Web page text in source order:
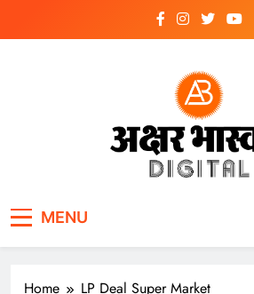
MENU
Home LP Deal Super Market